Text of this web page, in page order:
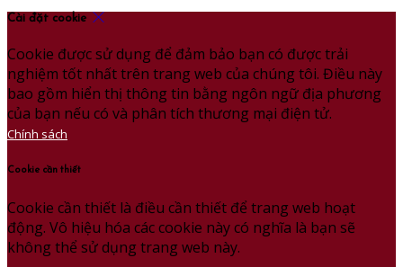
Cài đặt cookie
Cookie được sử dụng để đảm bảo bạn có được trải
nghiệm tốt nhất trên trang web của chúng tôi. Điều này
bao gồm hiển thị thông tin bằng ngôn ngữ địa phương
của bạn nếu có và phân tích thương mại điện tử.
Chính sách
Cookie cần thiết
Cookie cần thiết là điều cần thiết để trang web hoạt
động. Vô hiệu hóa các cookie này có nghĩa là bạn sẽ
không thể sử dụng trang web này.